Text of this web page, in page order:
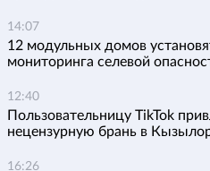
14:07
12 модульных домов
мониторинга селевой
12:40
Пользовательницу TikTok
нецензурную брань в
16:26